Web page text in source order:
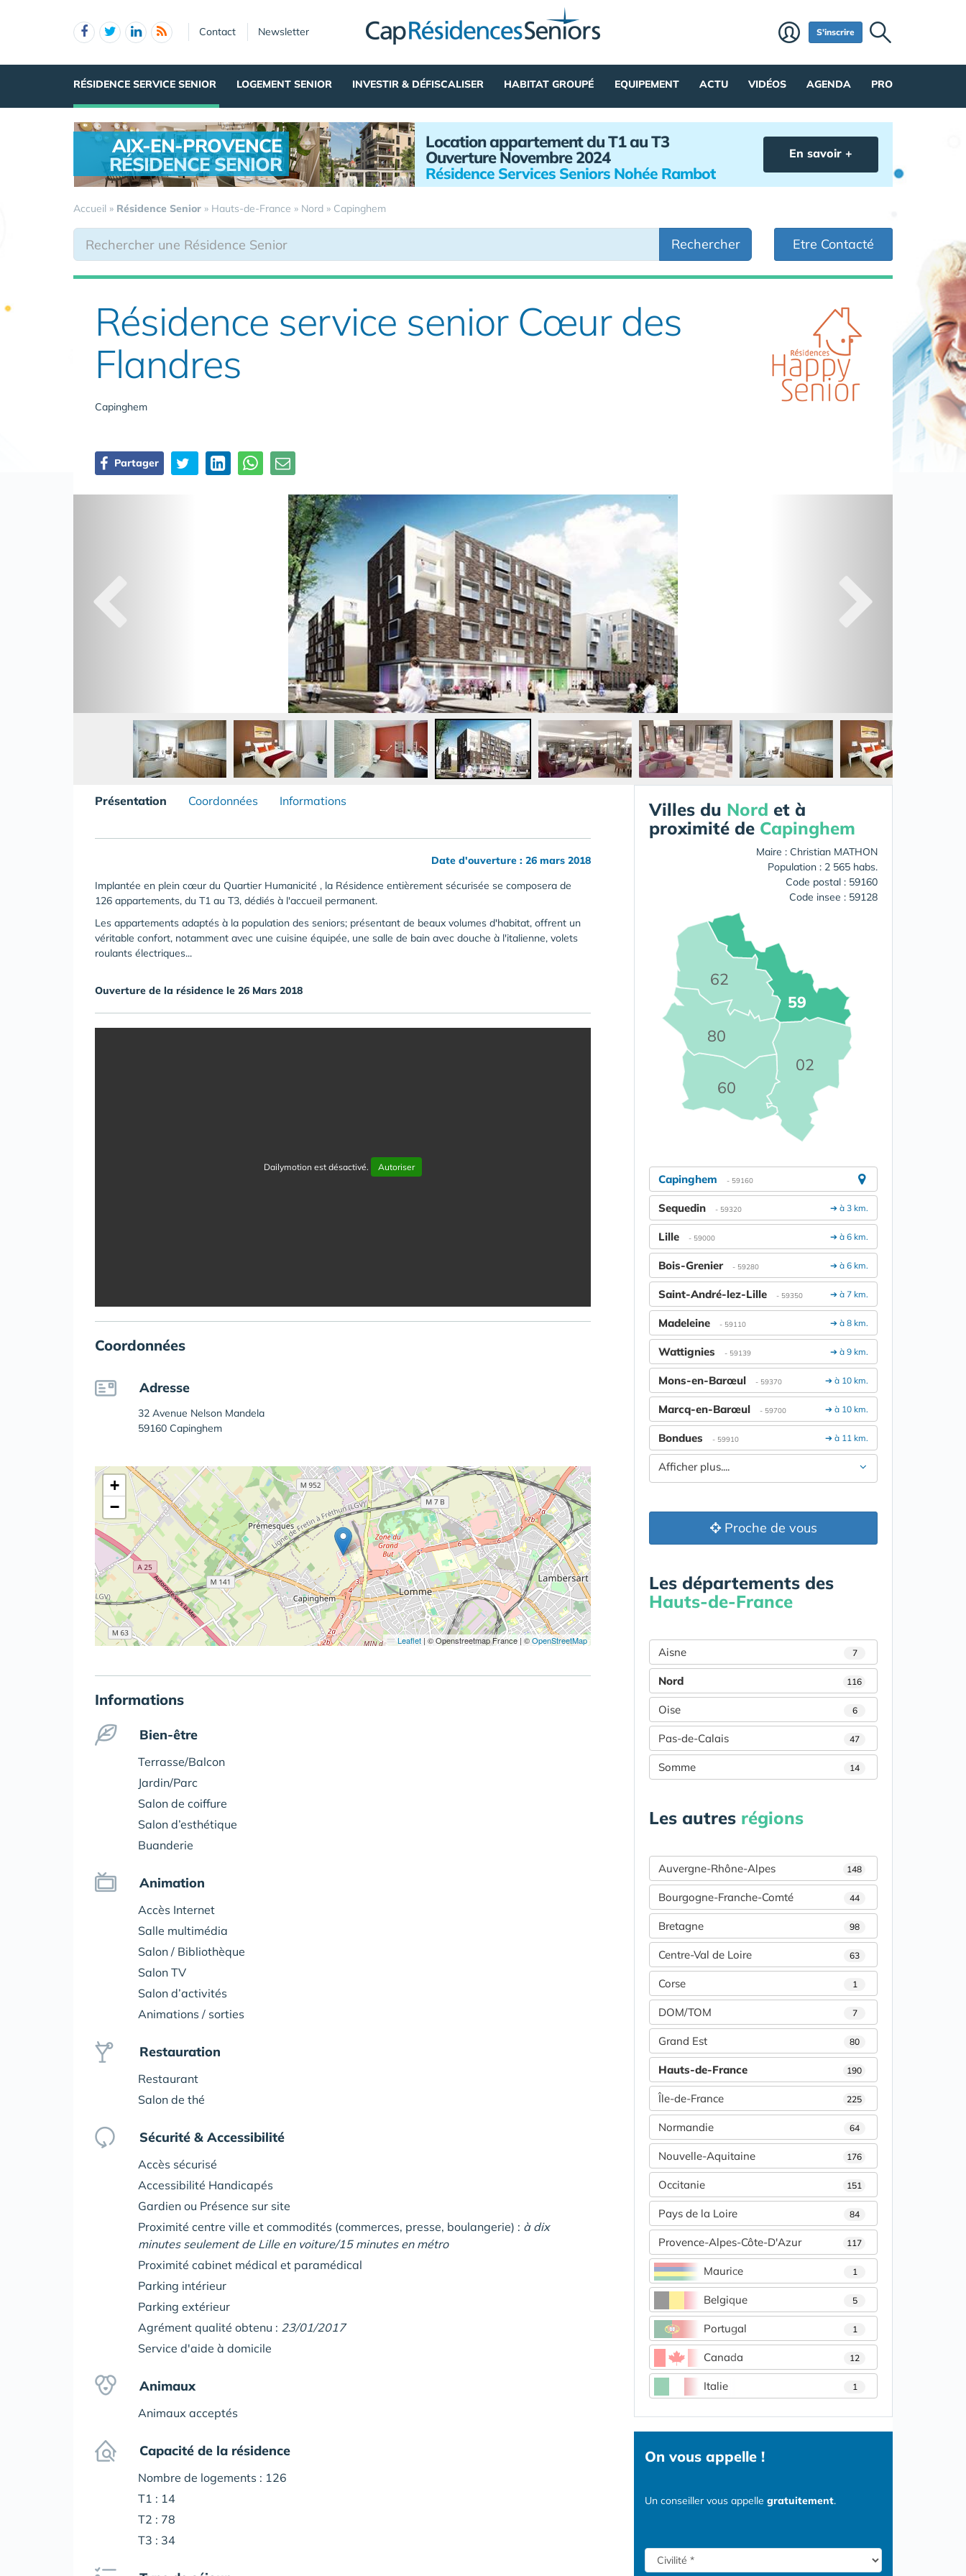
Contact Newsletter S'inscrire
RÉSIDENCE SERVICE SENIOR LOGEMENT SENIOR INVESTIR & DÉFISCALISER HABITAT GROUPÉ EQUIPEMENT ACTU VIDÉOS AGENDA PRO
AIX-EN-PROVENCE
RÉSIDENCE SENIOR
Location appartement du T1 au T3
Ouverture Novembre 2024
Résidence Services Seniors Nohée Rambot
En savoir +
Accueil » Résidence Senior » Hauts-de-France » Nord » Capinghem
Rechercher Etre Contacté
Résidence service senior Cœur des
Flandres
Capinghem
Partager
Présentation Coordonnées Informations
Date d'ouverture : 26 mars 2018
Implantée en plein cœur du Quartier Humanicité , la Résidence entièrement sécurisée se composera de
126 appartements, du T1 au T3, dédiés à l'accueil permanent.
Les appartements adaptés à la population des seniors; présentant de beaux volumes d'habitat, offrent un
véritable confort, notamment avec une cuisine équipée, une salle de bain avec douche à l'italienne, volets
roulants électriques...
Ouverture de la résidence le 26 Mars 2018
Dailymotion est désactivé. Autoriser
Coordonnées
Adresse
32 Avenue Nelson Mandela
59160 Capinghem
+
−
Leaflet | © Openstreetmap France | ©OpenStreetMap
Informations
Bien-être
Terrasse/Balcon
Jardin/Parc
Salon de coiffure
Salon d’esthétique
Buanderie
Animation
Accès Internet
Salle multimédia
Salon / Bibliothèque
Salon TV
Salon d’activités
Animations / sorties
Restauration
Restaurant
Salon de thé
Sécurité & Accessibilité
Accès sécurisé
Accessibilité Handicapés
Gardien ou Présence sur site
Proximité centre ville et commodités (commerces, presse, boulangerie) : à dix
minutes seulement de Lille en voiture/15 minutes en métro
Proximité cabinet médical et paramédical
Parking intérieur
Parking extérieur
Agrément qualité obtenu : 23/01/2017
Service d'aide à domicile
Animaux
Animaux acceptés
Capacité de la résidence
Nombre de logements : 126
T1 : 14
T2 : 78
T3 : 34
Villes du Nord et à
proximité de Capinghem
Maire : Christian MATHON
Population : 2 565 habs.
Code postal : 59160
Code insee : 59128
02
59
60
62
80
Capinghem - 59160
➔ à 3 km.
Sequedin - 59320
➔ à 6 km.
Lille - 59000
➔ à 6 km.
Bois-Grenier - 59280
➔ à 7 km.
Saint-André-lez-Lille - 59350
➔ à 8 km.
Madeleine - 59110
➔ à 9 km.
Wattignies - 59139
➔ à 10 km.
Mons-en-Barœul - 59370
➔ à 10 km.
Marcq-en-Barœul - 59700
➔ à 11 km.
Bondues - 59910
Afficher plus....
Proche de vous
Les départements des
Hauts-de-France
Aisne 7
Nord 116
Oise 6
Pas-de-Calais 47
Somme 14
Les autres régions
Auvergne-Rhône-Alpes 148
Bourgogne-Franche-Comté 44
Bretagne 98
Centre-Val de Loire 63
Corse 1
DOM/TOM 7
Grand Est 80
Hauts-de-France 190
Île-de-France 225
Normandie 64
Nouvelle-Aquitaine 176
Occitanie 151
Pays de la Loire 84
Provence-Alpes-Côte-D'Azur 117
Maurice 1
Belgique 5
Portugal 1
Canada 12
Italie 1
On vous appelle !
Un conseiller vous appelle gratuitement.